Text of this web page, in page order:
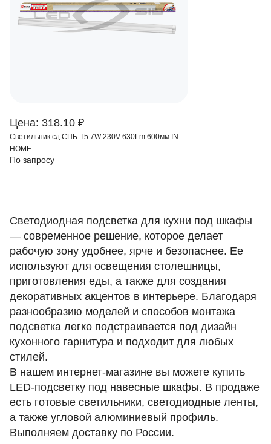
Цена: 318.10 ₽
Светильник сд СПБ-T5 7W 230V 630Lm 600мм IN
HOME
По запросу
Светодиодная подсветка для кухни под шкафы
— современное решение, которое делает
рабочую зону удобнее, ярче и безопаснее. Ее
используют для освещения столешницы,
приготовления еды, а также для создания
декоративных акцентов в интерьере. Благодаря
разнообразию моделей и способов монтажа
подсветка легко подстраивается под дизайн
кухонного гарнитура и подходит для любых
стилей.
В нашем интернет-магазине вы можете купить
LED-подсветку под навесные шкафы. В продаже
есть готовые светильники, светодиодные ленты,
а также угловой алюминиевый профиль.
Выполняем доставку по России.